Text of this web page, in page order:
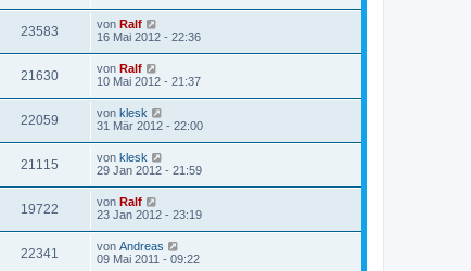
23583 von Ralf
16 Mai 2012 - 22:36
21630 von Ralf
10 Mai 2012 - 21:37
22059 von klesk
31 Mär 2012 - 22:00
21115 von klesk
29 Jan 2012 - 21:59
19722 von Ralf
23 Jan 2012 - 23:19
22341 von Andreas
09 Mai 2011 - 09:22